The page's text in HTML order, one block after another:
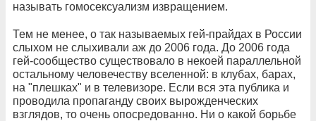
называть гомосексуализм извращением.
Тем не менее, о так называемых гей-прайдах в России
слыхом не слыхивали аж до 2006 года. До 2006 года
гей-сообщество существовало в некоей параллельной
остальному человечеству вселенной: в клубах, барах,
на "плешках" и в телевизоре. Если вся эта публика и
проводила пропаганду своих вырожденческих
взглядов, то очень опосредованно. Ни о какой борьбе